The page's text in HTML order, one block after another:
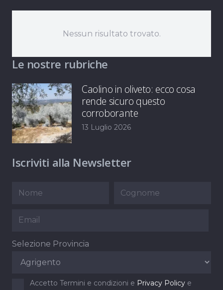
Nessun risultato trovato.
Le nostre rubriche
Caolino in oliveto: ecco cosa
rende sicuro questo
corroborante
13 Luglio 2026
Iscriviti alla Newsletter
Selezione Provincia
Accetto Termini e condizioni e Privacy Policy e